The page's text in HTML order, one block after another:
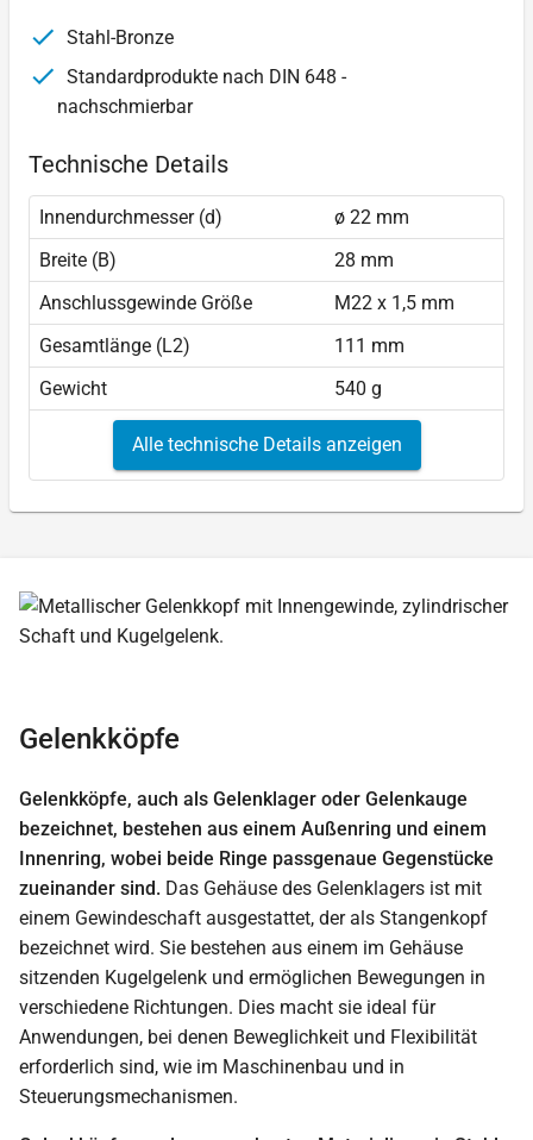
Stahl-Bronze
Standardprodukte nach DIN 648 -
nachschmierbar
Technische Details
Innendurchmesser (d)
ø 22 mm
Breite (B)
28 mm
Anschlussgewinde Größe
M22 x 1,5 mm
Gesamtlänge (L2)
111 mm
Gewicht
540 g
Alle technische Details anzeigen
Gelenkköpfe
Gelenkköpfe, auch als Gelenklager oder Gelenkauge
bezeichnet, bestehen aus einem Außenring und einem
Innenring, wobei beide Ringe passgenaue Gegenstücke
zueinander sind. Das Gehäuse des Gelenklagers ist mit
einem Gewindeschaft ausgestattet, der als Stangenkopf
bezeichnet wird. Sie bestehen aus einem im Gehäuse
sitzenden Kugelgelenk und ermöglichen Bewegungen in
verschiedene Richtungen. Dies macht sie ideal für
Anwendungen, bei denen Beweglichkeit und Flexibilität
erforderlich sind, wie im Maschinenbau und in
Steuerungsmechanismen.